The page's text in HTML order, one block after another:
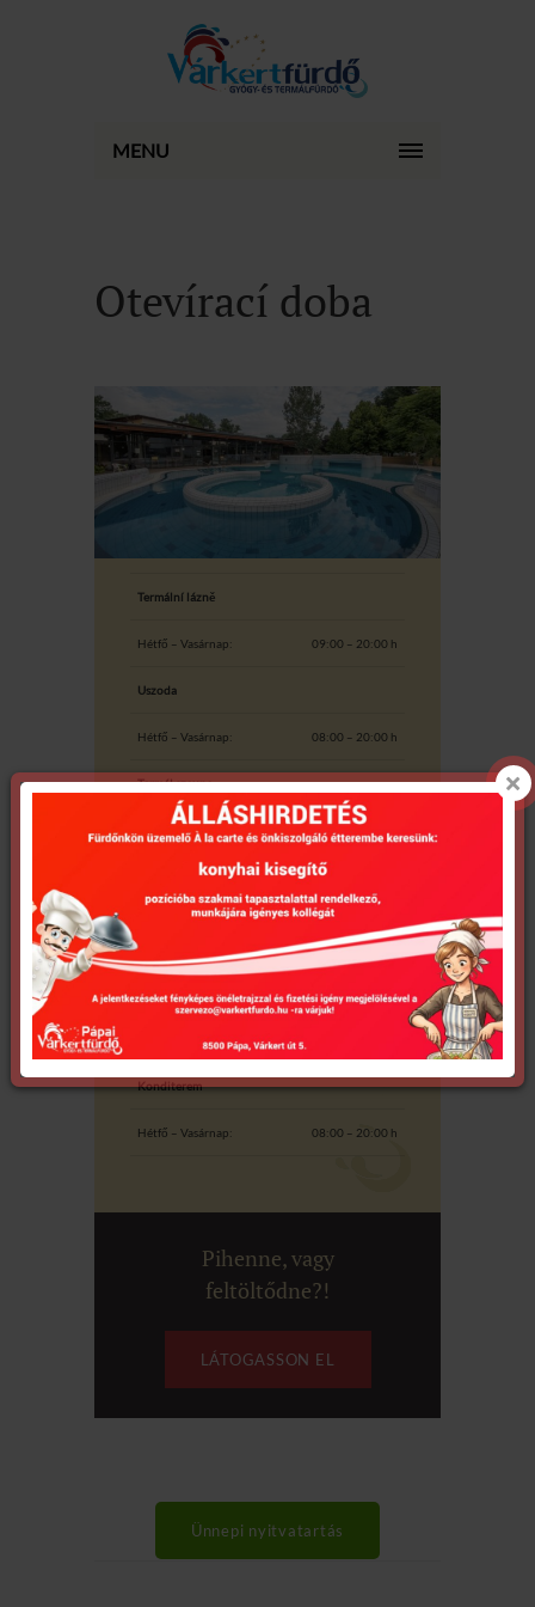
MENU
Otevírací doba
Termální lázně
Hétfő – Vasárnap: 09:00 – 20:00 h
Uszoda
Hétfő – Vasárnap: 08:00 – 20:00 h
Termál szauna
Nyári szezonban (Kedd,
Csütörtök, Péntek, Szombat,
13:00 – 19:30 h
Október 1-től:
Hétfő – Péntek
Szombat, Vasárnap
13:00 – 19:30 h
10:00 – 19:30 h
Strand (nyári szezonban)
Hétfő – Vasárnap:
Konditerem
Hétfő – Vasárnap: 08:00 – 20:00 h
Pihenne, vagy
feltöltődne?!
LÁTOGASSON EL
Ünnepi nyitvatartás